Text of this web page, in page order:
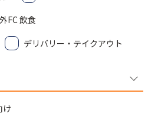
FC 飲食
デリバリー・テイクアウト
け